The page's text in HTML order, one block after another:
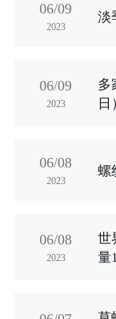
English
06/09
2023
淡
06/09
2023
多
06/08
2023
螺
06/08
2023
世
量